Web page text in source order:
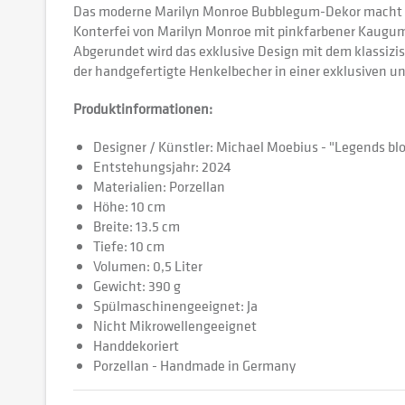
Das moderne Marilyn Monroe Bubblegum-Dekor
Konterfei von Marilyn Monroe mit pinkfarbener
Abgerundet wird das exklusive Design mit dem
der handgefertigte Henkelbecher in einer exklusiven
Produktinformationen:
Designer / Künstler: Michael Moebius - "Legends
Entstehungsjahr: 2024
Materialien: Porzellan
Höhe: 10 cm
Breite: 13.5 cm
Tiefe: 10 cm
Volumen: 0,5 Liter
Gewicht: 390 g
Spülmaschinengeeignet: Ja
Nicht Mikrowellengeeignet
Handdekoriert
Porzellan - Handmade in Germany